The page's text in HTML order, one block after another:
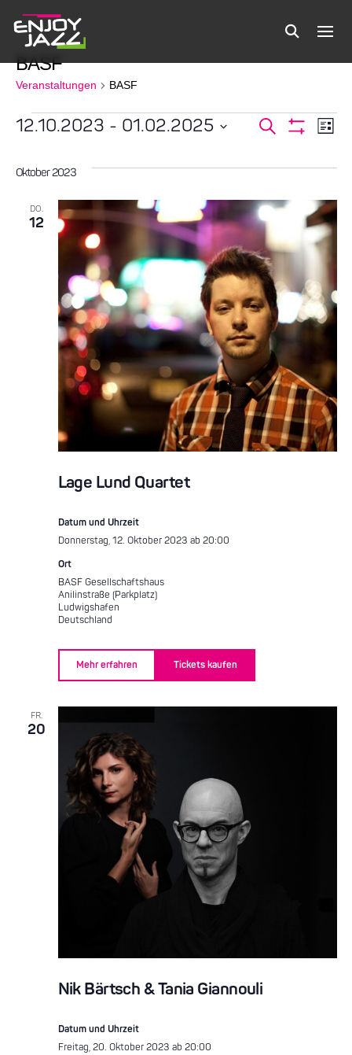
BASF
Veranstaltungen BASF
Veranstaltungen
Suche
und
Suche
Liste
12.10.2023 - 01.02.2025
wählen.
Oktober 2023
DO.
12
Lage Lund Quartet
Datum und Uhrzeit
Donnerstag, 12. Oktober 2023 ab 20:00
Ort
BASF Gesellschaftshaus
Anilinstraße (Parkplatz)
Ludwigshafen
Deutschland
Mehr erfahren Tickets kaufen
FR.
20
Nik Bärtsch & Tania Giannouli
Datum und Uhrzeit
Freitag, 20. Oktober 2023 ab 20:00